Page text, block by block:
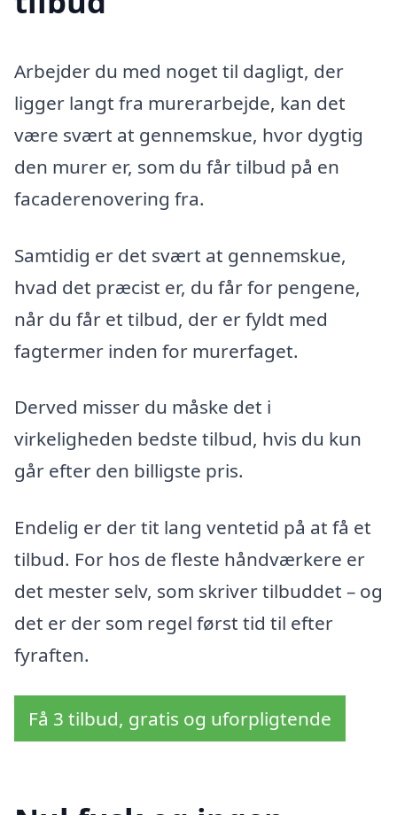
Arbejder du med noget til dagligt, der
ligger langt fra murerarbejde, kan det
være svært at gennemskue, hvor dygtig
den murer er, som du får tilbud på en
facaderenovering fra.
Samtidig er det svært at gennemskue,
hvad det præcist er, du får for pengene,
når du får et tilbud, der er fyldt med
fagtermer inden for murerfaget.
Derved misser du måske det i
virkeligheden bedste tilbud, hvis du kun
går efter den billigste pris.
Endelig er der tit lang ventetid på at få et
tilbud. For hos de fleste håndværkere er
det mester selv, som skriver tilbuddet – og
det er der som regel først tid til efter
fyraften.
Få 3 tilbud, gratis og uforpligtende